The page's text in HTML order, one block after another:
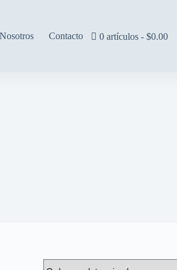
Nosotros Contacto 0 artículos $0.00